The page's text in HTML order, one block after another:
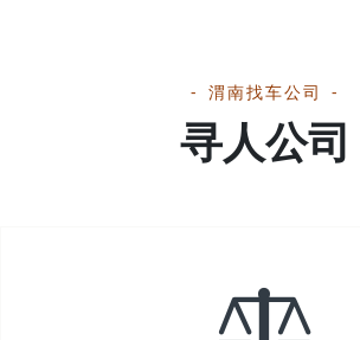
渭南找车公司
寻人公司